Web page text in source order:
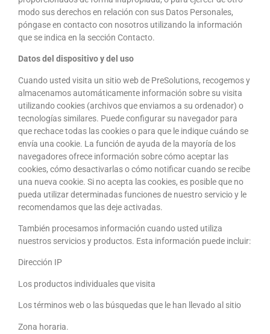
modo sus derechos en relación con sus Datos Personales,
póngase en contacto con nosotros utilizando la información
que se indica en la sección Contacto.
Datos del dispositivo y del uso
Cuando usted visita un sitio web de PreSolutions, recogemos y
almacenamos automáticamente información sobre su visita
utilizando cookies (archivos que enviamos a su ordenador) o
tecnologías similares. Puede configurar su navegador para
que rechace todas las cookies o para que le indique cuándo se
envía una cookie. La función de ayuda de la mayoría de los
navegadores ofrece información sobre cómo aceptar las
cookies, cómo desactivarlas o cómo notificar cuando se recibe
una nueva cookie. Si no acepta las cookies, es posible que no
pueda utilizar determinadas funciones de nuestro servicio y le
recomendamos que las deje activadas.
También procesamos información cuando usted utiliza
nuestros servicios y productos. Esta información puede incluir:
Dirección IP
Los productos individuales que visita
Los términos web o las búsquedas que le han llevado al sitio
Zona horaria.